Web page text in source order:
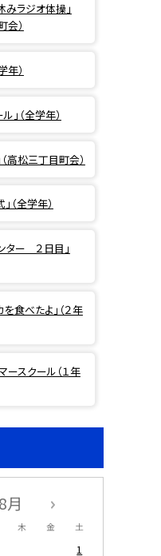
ラジオ体操」
会）
年）
」（全学年）
高松三丁目町会）
（全学年）
ター ２日目」
食べたよ」（２年
ースクール（１年
月
木 金 土
1